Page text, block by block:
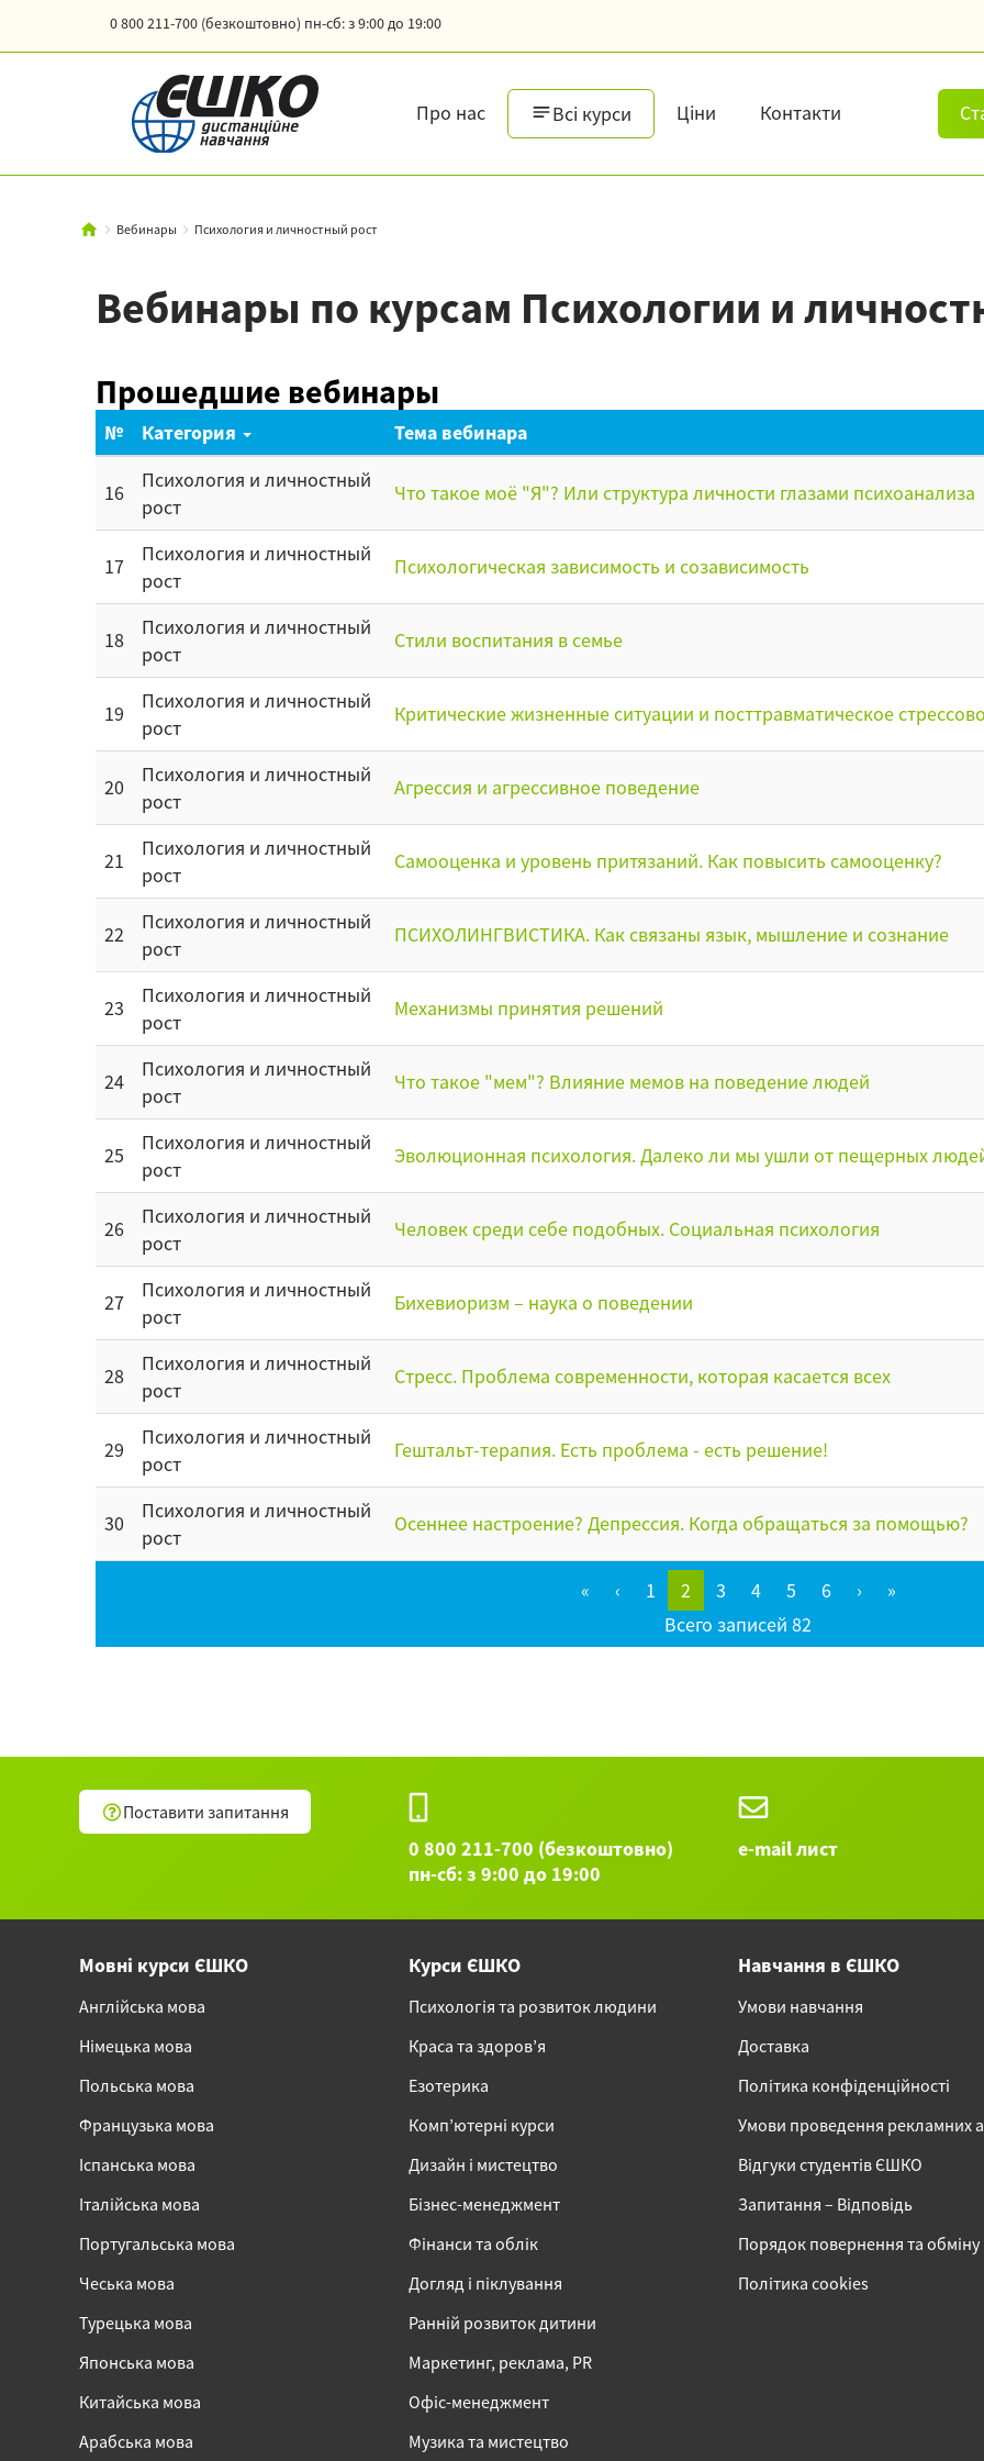
0 800 211-700 (безкоштовно) пн-сб: з 9:00 до 19:00
Про нас Всі курси Ціни Контакти
Вебинары Психология и личностный рост
Вебинары по курсам Психологии и
Прошедшие вебинары
№ Категория Тема вебинара
16
Психология и личностный
рост
Что такое моё "Я"? Или структура личности глазами психоанализа
17
Психология и личностный
рост
Психологическая зависимость и созависимость
18
Психология и личностный
рост
Стили воспитания в семье
19
Психология и личностный
рост
Критические жизненные ситуации и посттравматическое
20
Психология и личностный
рост
Агрессия и агрессивное поведение
21
Психология и личностный
рост
Самооценка и уровень притязаний. Как повысить самооценку?
22
Психология и личностный
рост
ПСИХОЛИНГВИСТИКА. Как связаны язык, мышление и сознание
23
Психология и личностный
рост
Механизмы принятия решений
24
Психология и личностный
рост
Что такое "мем"? Влияние мемов на поведение людей
25
Психология и личностный
рост
Эволюционная психология. Далеко ли мы ушли от пещерных
26
Психология и личностный
рост
Человек среди себе подобных. Социальная психология
27
Психология и личностный
рост
Бихевиоризм – наука о поведении
28
Психология и личностный
рост
Стресс. Проблема современности, которая касается всех
29
Психология и личностный
рост
Гештальт-терапия. Есть проблема - есть решение!
30
Психология и личностный
рост
Осеннее настроение? Депрессия. Когда обращаться за помощью?
« ‹ 1 2 3 4 5 6 ›
»
Всего записей 82
Поставити запитання
0 800 211-700 (безкоштовно)
пн-сб: з 9:00 до 19:00
e-mail лист
Мовні курси ЄШКО
Англійська мова
Німецька мова
Польська мова
Французька мова
Іспанська мова
Італійська мова
Португальська мова
Чеська мова
Турецька мова
Японська мова
Китайська мова
Арабська мова
Курси ЄШКО
Психологія та розвиток людини
Краса та здоров’я
Езотерика
Комп’ютерні курси
Дизайн і мистецтво
Бізнес-менеджмент
Фінанси та облік
Догляд і піклування
Ранній розвиток дитини
Маркетинг, реклама, PR
Офіс-менеджмент
Музика та мистецтво
Навчання в ЄШКО
Умови навчання
Доставка
Політика конфіденційності
Умови проведення рекламних
Відгуки студентів ЄШКО
Запитання – Відповідь
Порядок повернення та обміну
Політика cookies